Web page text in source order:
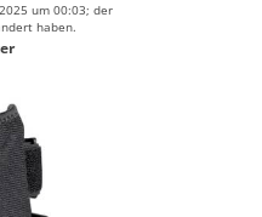
um 00:03; der
haben.